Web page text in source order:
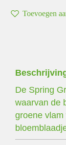
Toevoegen
De Spring
waarvan de
groene